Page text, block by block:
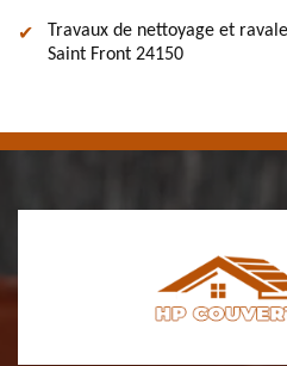
Travaux de nettoyage et
Saint Front 24150